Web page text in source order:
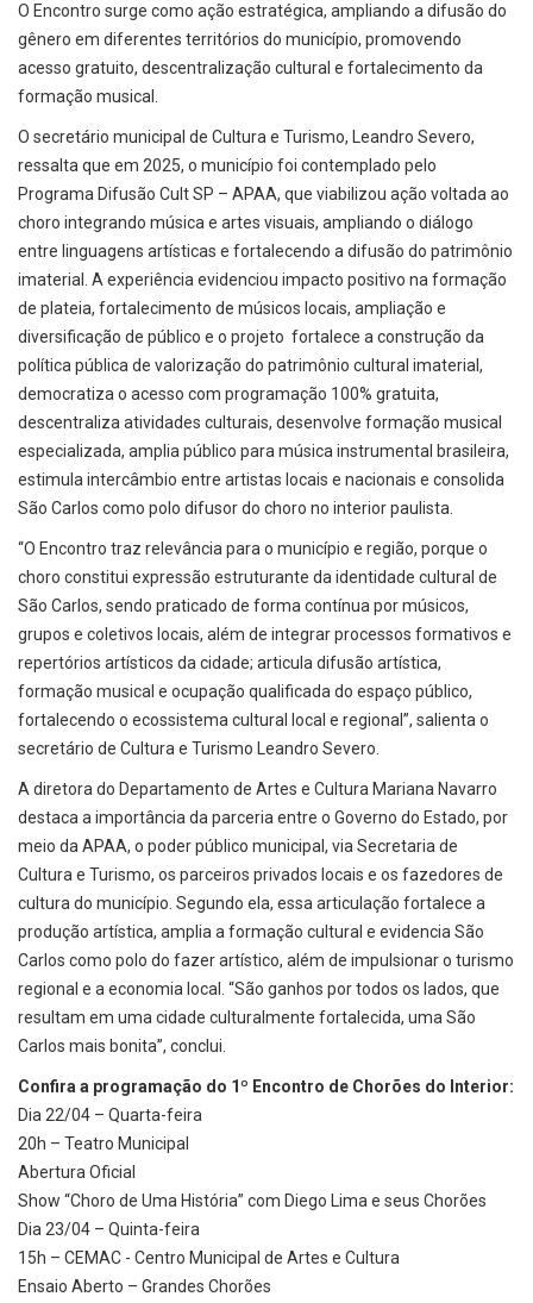
O Encontro surge como ação estratégica, ampliando a difusão do
gênero em diferentes territórios do município, promovendo
acesso gratuito, descentralização cultural e fortalecimento da
formação musical.
O secretário municipal de Cultura e Turismo, Leandro Severo,
ressalta que em 2025, o município foi contemplado pelo
Programa Difusão Cult SP – APAA, que viabilizou ação voltada ao
choro integrando música e artes visuais, ampliando o diálogo
entre linguagens artísticas e fortalecendo a difusão do patrimônio
imaterial. A experiência evidenciou impacto positivo na formação
de plateia, fortalecimento de músicos locais, ampliação e
diversificação de público e o projeto fortalece a construção da
política pública de valorização do patrimônio cultural imaterial,
democratiza o acesso com programação 100% gratuita,
descentraliza atividades culturais, desenvolve formação musical
especializada, amplia público para música instrumental brasileira,
estimula intercâmbio entre artistas locais e nacionais e consolida
São Carlos como polo difusor do choro no interior paulista.
“O Encontro traz relevância para o município e região, porque o
choro constitui expressão estruturante da identidade cultural de
São Carlos, sendo praticado de forma contínua por músicos,
grupos e coletivos locais, além de integrar processos formativos e
repertórios artísticos da cidade; articula difusão artística,
formação musical e ocupação qualificada do espaço público,
fortalecendo o ecossistema cultural local e regional”, salienta o
secretário de Cultura e Turismo Leandro Severo.
A diretora do Departamento de Artes e Cultura Mariana Navarro
destaca a importância da parceria entre o Governo do Estado, por
meio da APAA, o poder público municipal, via Secretaria de
Cultura e Turismo, os parceiros privados locais e os fazedores de
cultura do município. Segundo ela, essa articulação fortalece a
produção artística, amplia a formação cultural e evidencia São
Carlos como polo do fazer artístico, além de impulsionar o turismo
regional e a economia local. “São ganhos por todos os lados, que
resultam em uma cidade culturalmente fortalecida, uma São
Carlos mais bonita”, conclui.
Confira a programação do 1º Encontro de Chorões do Interior:
Dia 22/04 – Quarta-feira
20h – Teatro Municipal
Abertura Oficial
Show “Choro de Uma História” com Diego Lima e seus Chorões
Dia 23/04 – Quinta-feira
15h – CEMAC - Centro Municipal de Artes e Cultura
Ensaio Aberto – Grandes Chorões